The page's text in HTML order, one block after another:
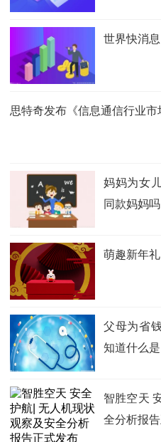
世界快消
思特奇发布《信息通信行业市
妈妈为女
同款妈妈吗
萌趣新年
父母为省
知道什么
智胜空天
全分析报